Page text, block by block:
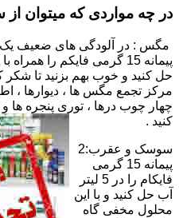
در چه مواردی که میتوان از
حل کنید و خوب بهم بزنید تا شکر
مرکز تجمع مگس ها ، دیوارها ،
چهار چوب درها ، توری پنجره
کنید .
سوسک و عقرب:2
پیمانه 15 گرمی
فایکام را در 5 لیتر
آب حل کنید و با این
محلول مخفی گاه